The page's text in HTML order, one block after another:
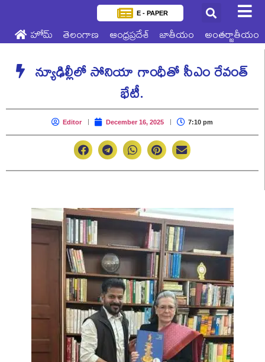
E - PAPER
హోమ్ తెలంగాణ ఆంధ్రప్రదేశ్ జాతీయం అంతర్జాతీయం
న్యూఢిల్లీలో సోనియా గాంధీతో సీఎం రేవంత్
భేటీ.
Editor December 16, 2025 7:10 pm